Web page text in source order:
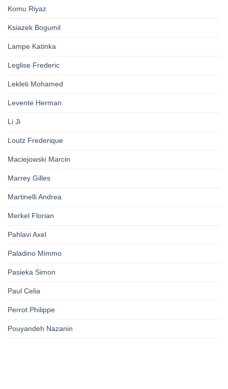
Komu Riyaz
Ksiazek Bogumil
Lampe Katinka
Leglise Frederic
Lekleti Mohamed
Levente Herman
Li Ji
Loutz Frederique
Maciejowski Marcin
Marrey Gilles
Martinelli Andrea
Merkel Florian
Pahlavi Axel
Paladino Mimmo
Pasieka Simon
Paul Celia
Perrot Philippe
Pouyandeh Nazanin